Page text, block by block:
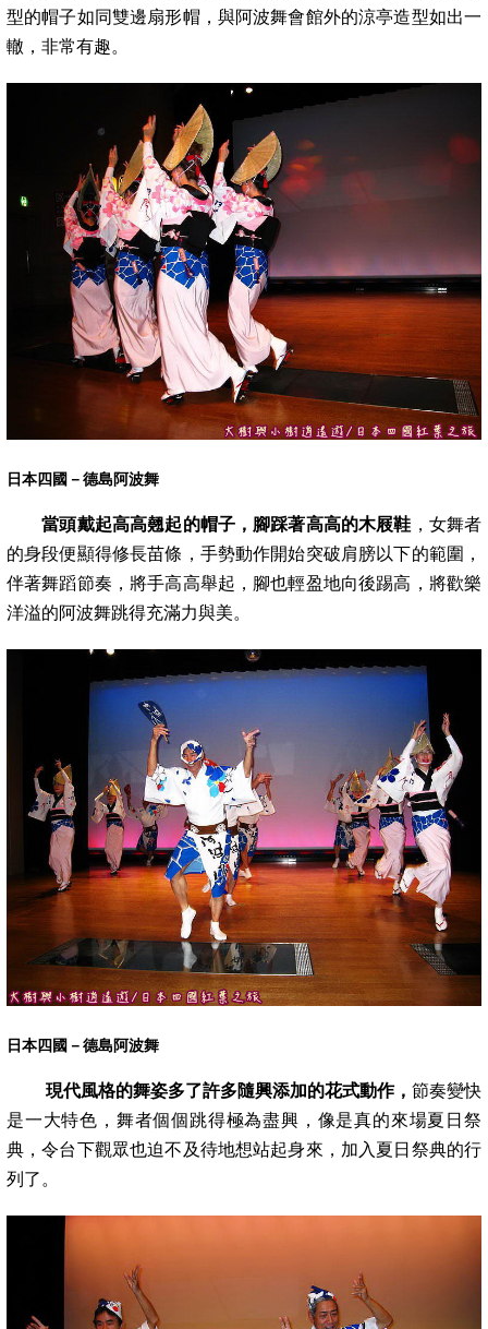
型的帽子如同雙邊扇形帽，與阿波舞會館外的涼亭造型如出一
轍，非常有趣。
日本四國－德島阿波舞
當頭戴起高高翹起的帽子，腳踩著高高的木屐鞋 ，女舞者
的身段便顯得修長苗條，手勢動作開始突破肩膀以下的範圍，
伴著舞蹈節奏，將手高高舉起，腳也輕盈地向後踢高，將歡樂
洋溢的阿波舞跳得充滿力與美。
日本四國－德島阿波舞
現代風格的舞姿多了許多隨興添加的花式動作， 節奏變快
是一大特色，舞者個個跳得極為盡興，像是真的來場夏日祭
典，令台下觀眾也迫不及待地想站起身來，加入夏日祭典的行
列了。